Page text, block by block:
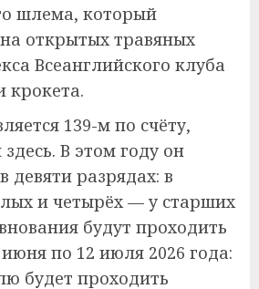
шлема, который
открытых травяных
Всеанглийского клуба
крокета.
139-м по счёту,
В этом году он
девяти разрядах: в
и четырёх — у старших
будут проходить
по 12 июля 2026 года:
будет проходить